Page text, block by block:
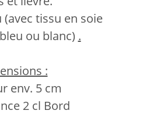
tissu en soie
ou blanc) .
:
env. 5 cm
2 cl Bord